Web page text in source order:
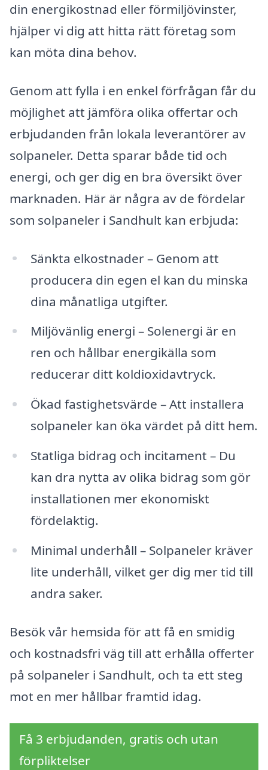
din energikostnad eller förmiljövinster,
hjälper vi dig att hitta rätt företag som
kan möta dina behov.
Genom att fylla i en enkel förfrågan får du
möjlighet att jämföra olika offertar och
erbjudanden från lokala leverantörer av
solpaneler. Detta sparar både tid och
energi, och ger dig en bra översikt över
marknaden. Här är några av de fördelar
som solpaneler i Sandhult kan erbjuda:
Sänkta elkostnader – Genom att
producera din egen el kan du minska
dina månatliga utgifter.
Miljövänlig energi – Solenergi är en
ren och hållbar energikälla som
reducerar ditt koldioxidavtryck.
Ökad fastighetsvärde – Att installera
solpaneler kan öka värdet på ditt hem.
Statliga bidrag och incitament – Du
kan dra nytta av olika bidrag som gör
installationen mer ekonomiskt
fördelaktig.
Minimal underhåll – Solpaneler kräver
lite underhåll, vilket ger dig mer tid till
andra saker.
Besök vår hemsida för att få en smidig
och kostnadsfri väg till att erhålla offerter
på solpaneler i Sandhult, och ta ett steg
mot en mer hållbar framtid idag.
Få 3 erbjudanden, gratis och utan
förpliktelser